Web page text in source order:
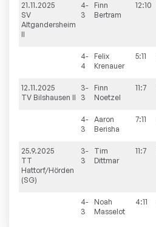
21.11.2025
SV
Altgandersheim
II
4-
3
Finn
Bertram
12:10
4-
4
Felix
Krenauer
5:11
12.11.2025
TV Bilshausen II
3-
3
Finn
Noetzel
11:7
4-
3
Aaron
Berisha
7:11
25.9.2025
TT
Hattorf/Hörden
(SG)
3-
3
Tim
Dittmar
11:7
4-
3
Noah
Masselot
4:11